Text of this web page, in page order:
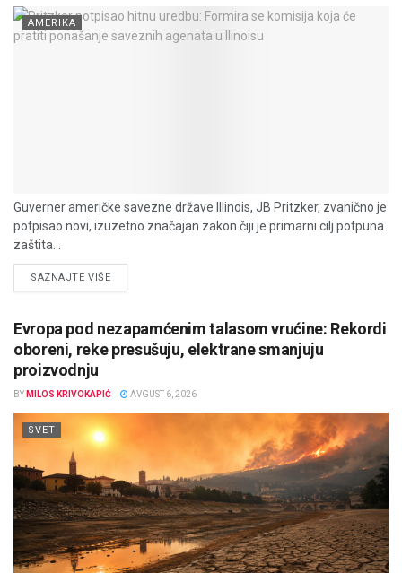
AMERIKA
Guverner američke savezne države Illinois, JB Pritzker, zvanično je
potpisao novi, izuzetno značajan zakon čiji je primarni cilj potpuna
zaštita...
SAZNAJTE VIŠEDETAILS
Evropa pod nezapamćenim talasom vrućine: Rekordi
oboreni, reke presušuju, elektrane smanjuju
proizvodnju
BY MILOS KRIVOKAPIĆ AVGUST 6, 2026
SVET